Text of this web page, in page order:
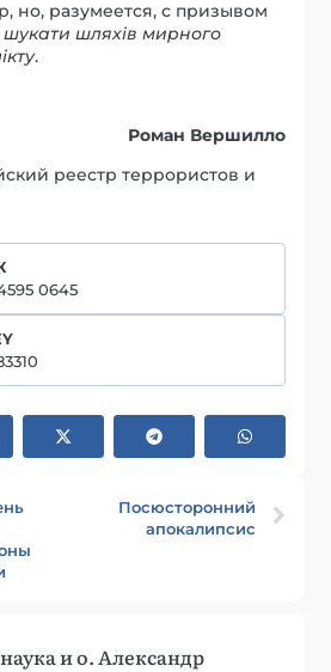
но, разумеется, с призывом
шукати шляхів мирного
.
Роман Вершилло
реестр террористов и
0645
Посюсторонний
апокалипсис
и о. Александр